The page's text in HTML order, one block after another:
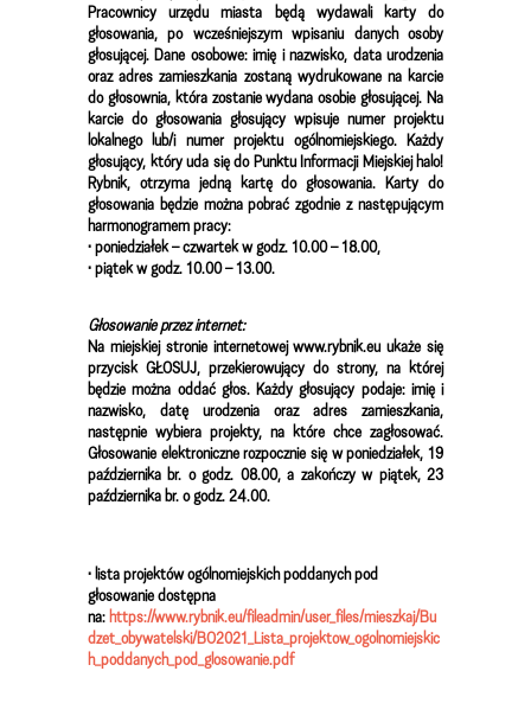
Pracownicy urzędu miasta będą wydawali karty do
głosowania, po wcześniejszym wpisaniu danych osoby
głosującej. Dane osobowe: imię i nazwisko, data urodzenia
oraz adres zamieszkania zostaną wydrukowane na karcie
do głosownia, która zostanie wydana osobie głosującej. Na
karcie do głosowania głosujący wpisuje numer projektu
lokalnego lub/i numer projektu ogólnomiejskiego. Każdy
głosujący, który uda się do Punktu Informacji Miejskiej halo!
Rybnik, otrzyma jedną kartę do głosowania. Karty do
głosowania będzie można pobrać zgodnie z następującym
harmonogramem pracy:
• poniedziałek – czwartek w godz. 10.00 – 18.00,
• piątek w godz. 10.00 – 13.00.
Głosowanie przez internet:
Na miejskiej stronie internetowej www.rybnik.eu ukaże się
przycisk GŁOSUJ, przekierowujący do strony, na której
będzie można oddać głos. Każdy głosujący podaje: imię i
nazwisko, datę urodzenia oraz adres zamieszkania,
następnie wybiera projekty, na które chce zagłosować.
Głosowanie elektroniczne rozpocznie się w poniedziałek, 19
października br. o godz. 08.00, a zakończy w piątek, 23
października br. o godz. 24.00.
• lista projektów ogólnomiejskich poddanych pod
głosowanie dostępna
na: https://www.rybnik.eu/fileadmin/user_files/mieszkaj/Bu
dzet_obywatelski/BO2021_Lista_projektow_ogolnomiejskic
h_poddanych_pod_glosowanie.pdf